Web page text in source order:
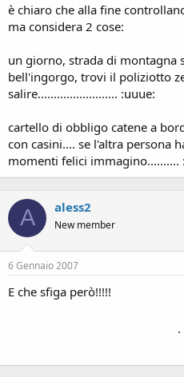
è chiaro che alla fine
ma considera 2 cose:
un giorno, strada di montagna
bell'ingorgo, trovi il poliziotto
salire......................... :uuue:
cartello di obbligo catene a
con casini.... se l'altra persona
momenti felici immagino..........
A aless2
New member
6 Gennaio 2007
E che sfiga però!!!!!
.